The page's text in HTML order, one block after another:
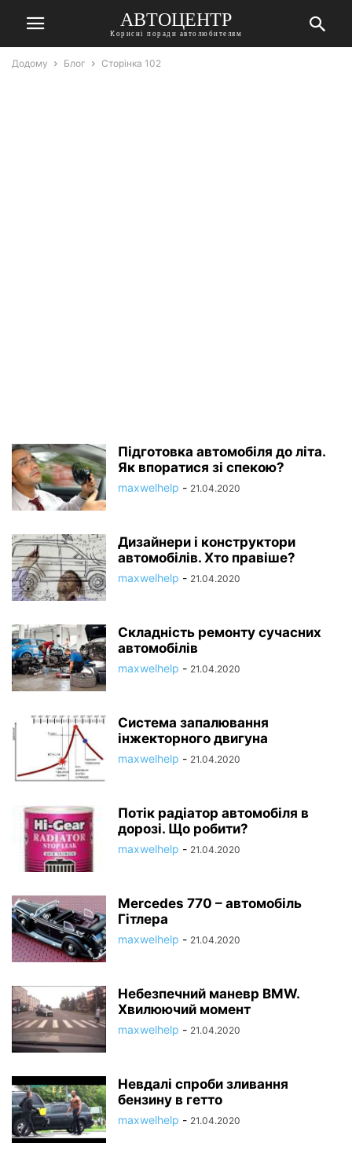
АВТОЦЕНТР
Корисні поради автолюбителям
Додому Блог Сторінка 102
Підготовка автомобіля до літа.
Як впоратися зі спекою?
maxwelhelp - 21.04.2020
Дизайнери і конструктори
автомобілів. Хто правіше?
maxwelhelp - 21.04.2020
Складність ремонту сучасних
автомобілів
maxwelhelp - 21.04.2020
Система запалювання
інжекторного двигуна
maxwelhelp - 21.04.2020
Потік радіатор автомобіля в
дорозі. Що робити?
maxwelhelp - 21.04.2020
Меrcedes 770 – автомобіль
Гітлера
maxwelhelp - 21.04.2020
Небезпечний маневр BMW.
Хвилюючий момент
maxwelhelp - 21.04.2020
Невдалі спроби зливання
бензину в гетто
maxwelhelp - 21.04.2020